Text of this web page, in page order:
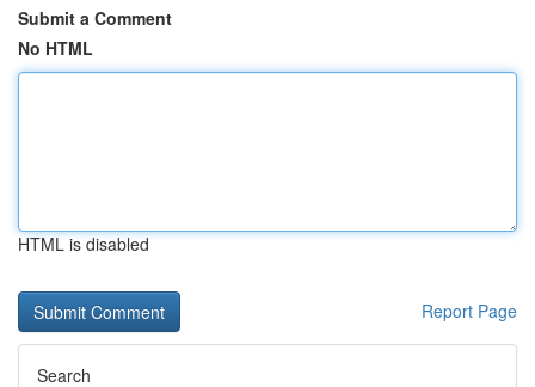
Submit a Comment
No HTML
HTML is disabled
Report Page
Search